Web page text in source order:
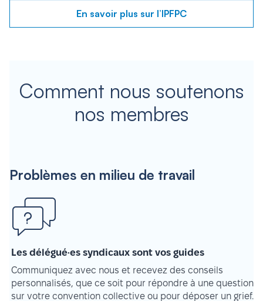
En savoir plus sur l’IPFPC
Comment nous soutenons
nos membres
Problèmes en milieu de travail
Les délégué·es syndicaux sont vos guides
Communiquez avec nous et recevez des conseils
personnalisés, que ce soit pour répondre à une question
sur votre convention collective ou pour déposer un grief.